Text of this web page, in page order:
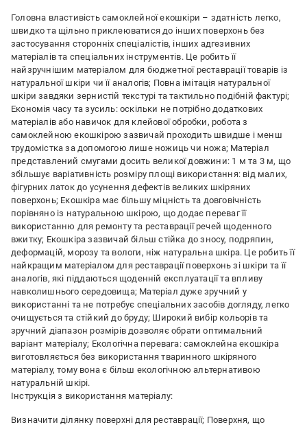
Головна властивість самоклейної екошкіри – здатність легко,
швидко та щільно приклеюватися до інших поверхонь без
застосування сторонніх спеціалістів, інших адгезивних
матеріалів та спеціальних інструментів. Це робить її
найзручнішим матеріалом для бюджетної реставрації товарів із
натуральної шкіри чи її аналогів; Повна імітація натуральної
шкіри завдяки зернистій текстурі та тактильно подібній фактурі;
Економія часу та зусиль: оскільки не потрібно додаткових
матеріалів або навичок для клейової обробки, робота з
самоклейною екошкірою зазвичай проходить швидше і менш
трудомістка за допомогою лише ножиць чи ножа; Матеріал
представлений смугами досить великої довжини: 1 м та 3 м, що
збільшує варіативність розміру площі використання: від малих,
фігурних латок до усунення дефектів великих шкіряних
поверхонь; Екошкіра має більшу міцність та довговічність
порівняно із натуральною шкірою, що додає переваг її
використанню для ремонту та реставрації речей щоденного
вжитку; Екошкіра зазвичай більш стійка до зносу, подряпин,
деформацій, морозу та вологи, ніж натуральна шкіра. Це робить її
найкращим матеріалом для реставрації поверхонь зі шкіри та її
аналогів, які піддаються щоденній експлуатації та впливу
навколишнього середовища; Матеріал дуже зручний у
використанні та не потребує спеціальних засобів догляду, легко
очищується та стійкий до бруду; Широкий вибір кольорів та
зручний діапазон розмірів дозволяє обрати оптимальний
варіант матеріалу; Екологічна перевага: самоклейна екошкіра
виготовляється без використання тваринного шкіряного
матеріалу, тому вона є більш екологічною альтернативою
натуральній шкірі.
Інструкція з використання матеріалу:
Визначити ділянку поверхні для реставрації; Поверхня, що